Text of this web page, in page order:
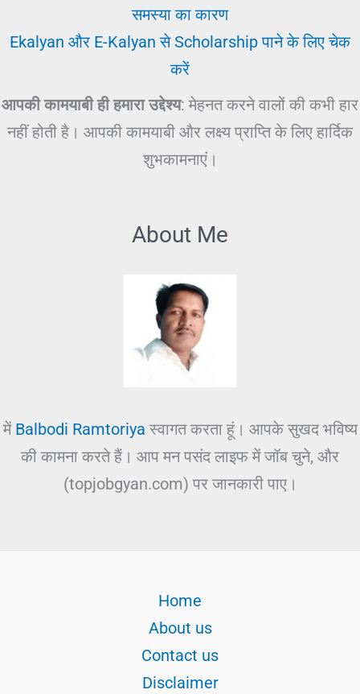
समस्या का कारण
Ekalyan और E-Kalyan से Scholarship पाने के लिए चेक
करें
आपकी कामयाबी ही हमारा उद्देश्य: मेहनत करने वालों की कभी हार
नहीं होती है। आपकी कामयाबी और लक्ष्य प्राप्ति के लिए हार्दिक
शुभकामनाएं।
About Me
में Balbodi Ramtoriya स्वागत करता हूं। आपके सुखद भविष्य
की कामना करते हैं। आप मन पसंद लाइफ में जॉब चुने, और
(topjobgyan.com) पर जानकारी पाए।
Home
About us
Contact us
Disclaimer